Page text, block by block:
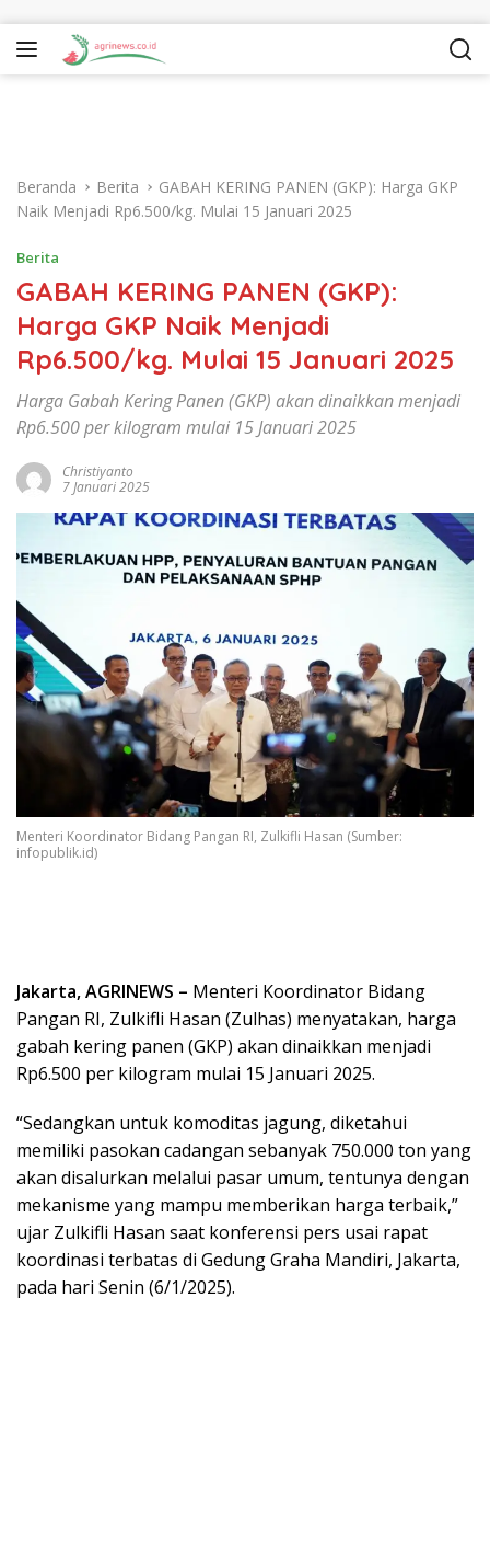
Beranda Berita
GABAH KERING PANEN (GKP): Harga GKP
Naik Menjadi Rp6.500/kg. Mulai 15 Januari 2025
Berita
GABAH KERING PANEN (GKP):
Harga GKP Naik Menjadi
Rp6.500/kg. Mulai 15 Januari 2025
Harga Gabah Kering Panen (GKP) akan dinaikkan menjadi
Rp6.500 per kilogram mulai 15 Januari 2025
Christiyanto
7 Januari 2025
Menteri Koordinator Bidang Pangan RI, Zulkifli Hasan (Sumber:
infopublik.id)
Jakarta, AGRINEWS – Menteri Koordinator Bidang
Pangan RI, Zulkifli Hasan (Zulhas) menyatakan, harga
gabah kering panen (GKP) akan dinaikkan menjadi
Rp6.500 per kilogram mulai 15 Januari 2025.
“Sedangkan untuk komoditas jagung, diketahui
memiliki pasokan cadangan sebanyak 750.000 ton yang
akan disalurkan melalui pasar umum, tentunya dengan
mekanisme yang mampu memberikan harga terbaik,”
ujar Zulkifli Hasan saat konferensi pers usai rapat
koordinasi terbatas di Gedung Graha Mandiri, Jakarta,
pada hari Senin (6/1/2025).